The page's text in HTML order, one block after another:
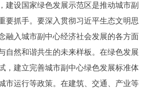
法人服务 部门服务
利企服务 投资项目
阳光政务
建设国家绿色发展示范区是推动城市副
要抓手。要深入贯彻习近平生态文明思
融入城市副中心经济社会发展的各方面
自然和谐共生的未来样板。在绿色发展
，建立完善城市副中心绿色发展标准体
市运行等政策。在建筑、交通、产业等